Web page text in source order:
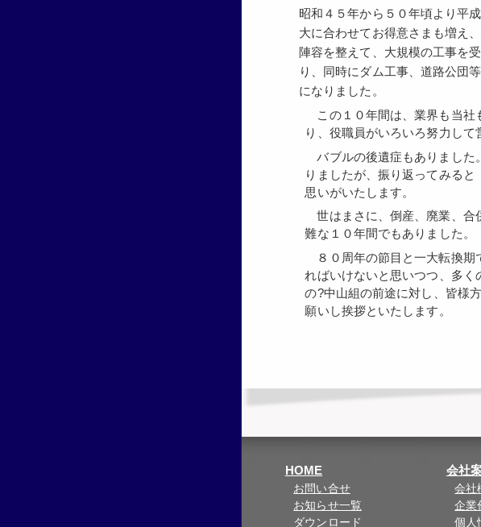
昭和４５年から５０年頃より平
大に合わせてお得意さまも増え
陣容を整えて、大規模の工事を
り、同時にダム工事、道路公団
になりました。
この１０年間は、業界も当社も変動期であり激動の年であ
り、役職員がいろいろ努力して
バブルの後遺症もありました。良いことや悪いことも色々あ
りましたが、振り返ってみると
思いがいたします。
世はまさに、倒産、廃業、合併が相次ぎ、入札問題等多事多
難な１０年間でもありました。
８０周年の節目と一大転換期で、反省もしながら前進しなけ
ればいけないと思いつつ、多
の?中山組の前途に対し、皆様
願いし挨拶といたします。
HOME
お問い合せ
お知らせ一覧
ダウンロード
会社
会社
企業
個人